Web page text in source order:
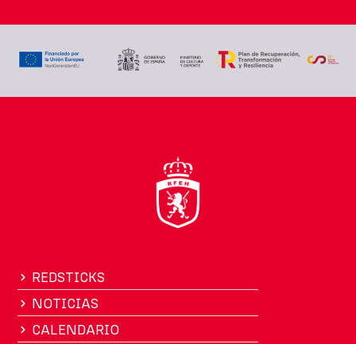
REDSTICKS
NOTICIAS
CALENDARIO